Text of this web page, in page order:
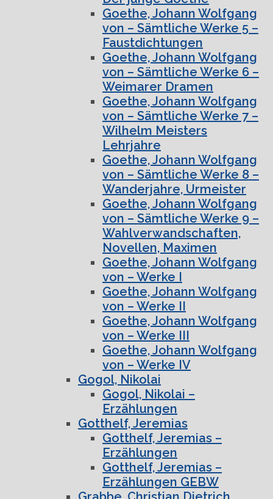
Goethe, Johann Wolfgang
von – Sämtliche Werke 5 –
Faustdichtungen
Goethe, Johann Wolfgang
von – Sämtliche Werke 6 –
Weimarer Dramen
Goethe, Johann Wolfgang
von – Sämtliche Werke 7 –
Wilhelm Meisters
Lehrjahre
Goethe, Johann Wolfgang
von – Sämtliche Werke 8 –
Wanderjahre, Urmeister
Goethe, Johann Wolfgang
von – Sämtliche Werke 9 –
Wahlverwandschaften,
Novellen, Maximen
Goethe, Johann Wolfgang
von – Werke I
Goethe, Johann Wolfgang
von – Werke II
Goethe, Johann Wolfgang
von – Werke III
Goethe, Johann Wolfgang
von – Werke IV
Gogol, Nikolai
Gogol, Nikolai –
Erzählungen
Gotthelf, Jeremias
Gotthelf, Jeremias –
Erzählungen
Gotthelf, Jeremias –
Erzählungen GEBW